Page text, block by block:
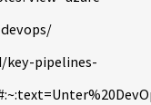
pipelines-